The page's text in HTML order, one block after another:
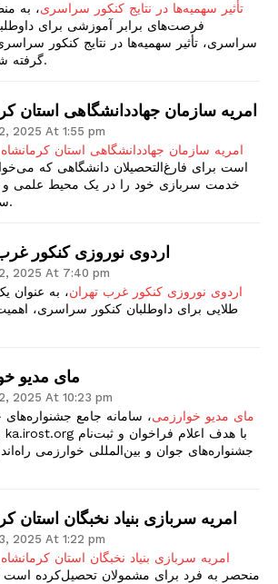
تأثیر سهمیه‌ها در نتایج کنکور سراسری، به
فرصت‌های برابر آموزشی برای
سراسری، تأثیر سهمیه‌ها در نتایج کنکور
گرفته شده است.
امریه سازمان جهاددانشگاهی استان
2025 At 1:55 pm
امریه سازمان جهاددانشگاهی استان کرمانشاه
است برای فارغ‌التحصیلان دانشگاهی که
خدمت سربازی خود را در یک محیط علمی
سپری کنند.
اردوی نوروزی کنکور
2025 At 7:40 pm
اردوی نوروزی کنکور غرب تهران، به عنوان
طلایی برای داوطلبان کنکور سراسری،
مای مدیو
2025 At 10:23 pm
مای مدیو خوارزمی، سامانه جامع
جشنواره‌های جوان و بین‌المللی خوارزمی
امریه سربازی بنیاد نخبگان استان
2025 At 1:22 pm
امریه سربازی بنیاد نخبگان استان کرمانشاه
منحصر به فرد برای مشمولان تحصیل‌کرده‌ است